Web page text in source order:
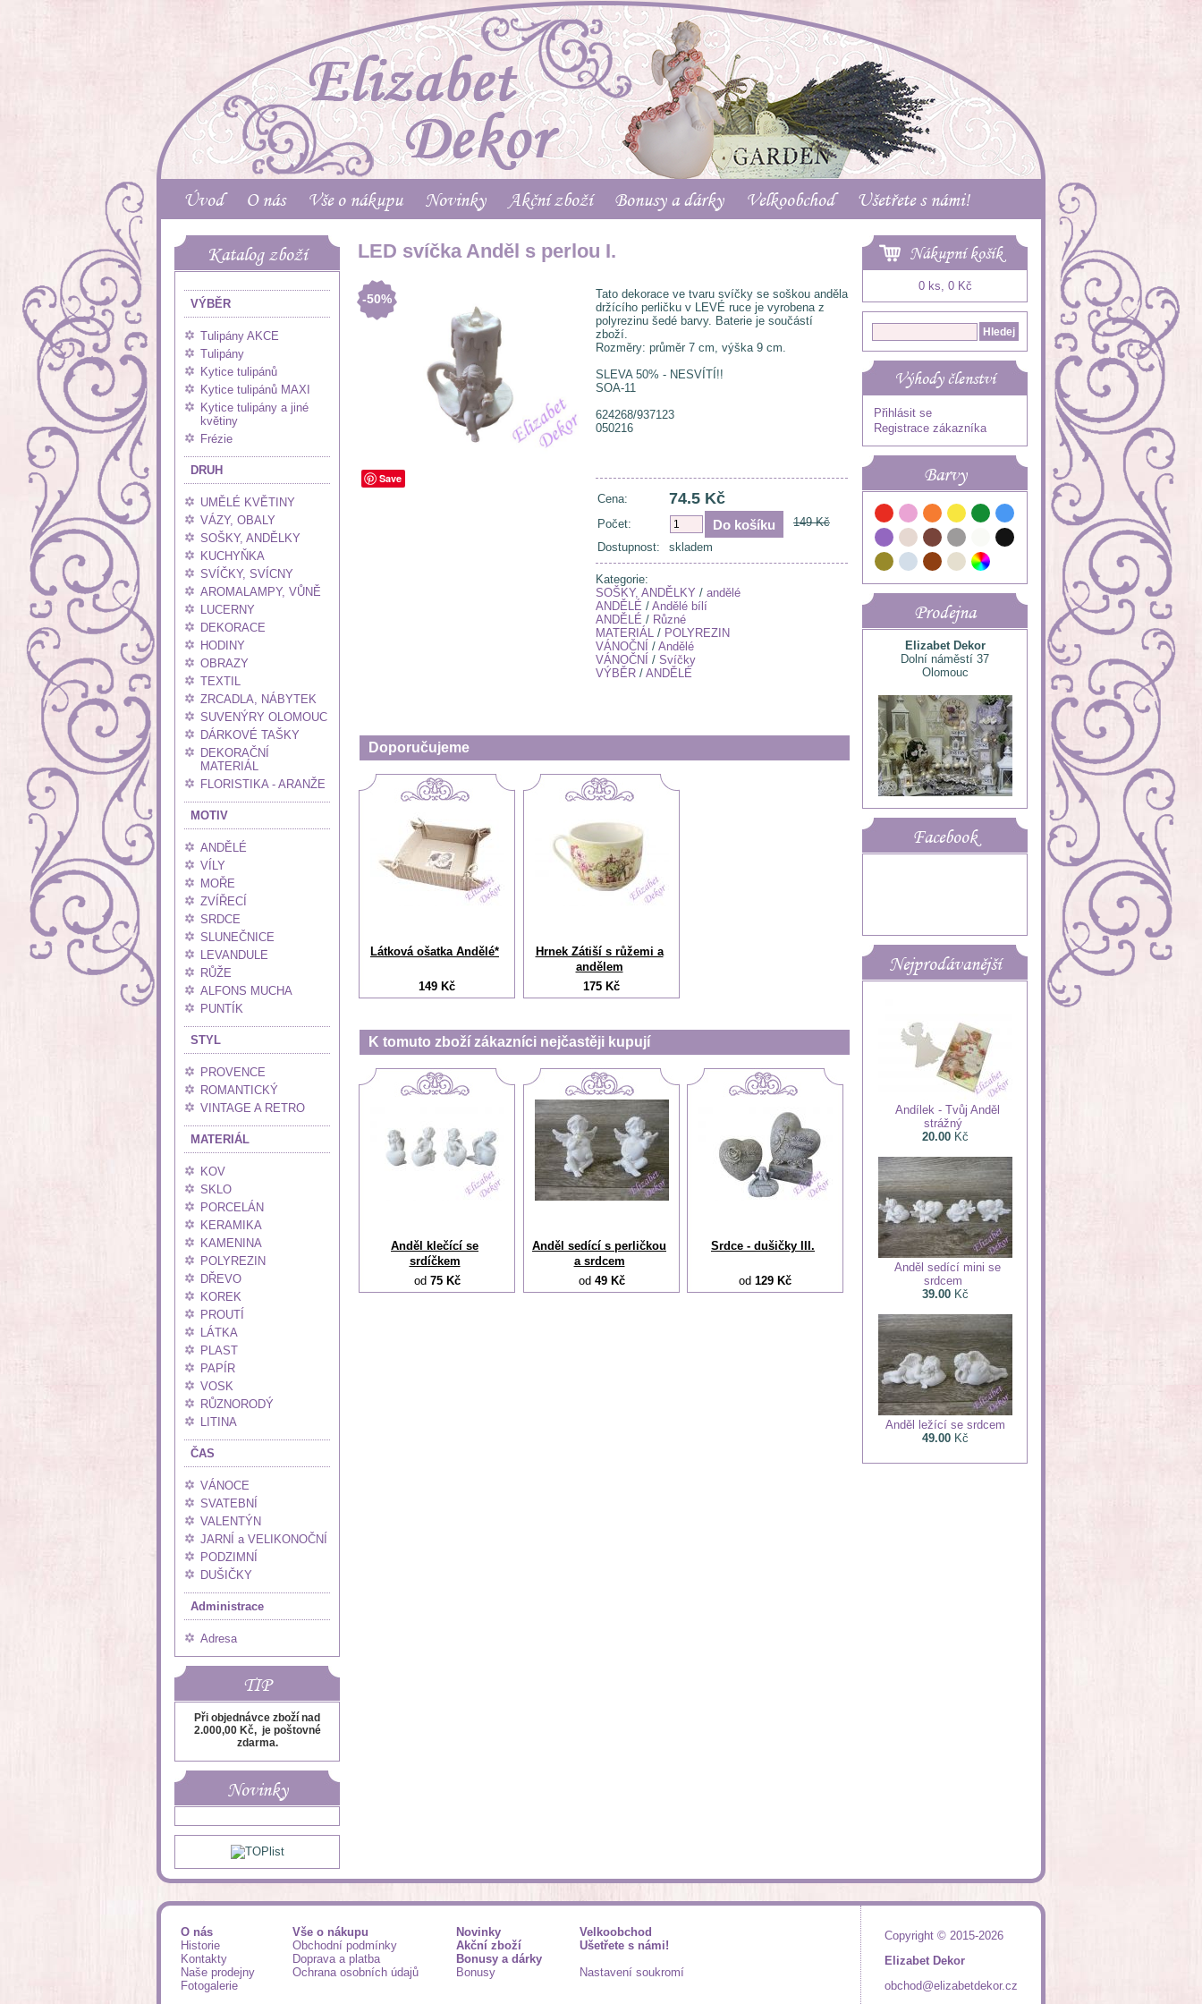
Úvod O nás Vše o nákupu Novinky Akční zboží Bonusy a dárky Velkoobchod Ušetřete s námi!
Katalog zboží
VÝBĚR
Tulipány AKCE
Tulipány
Kytice tulipánů
Kytice tulipánů MAXI
Kytice tulipány a jiné
květiny
Frézie
DRUH
UMĚLÉ KVĚTINY
VÁZY, OBALY
SOŠKY, ANDĚLKY
KUCHYŇKA
SVÍČKY, SVÍCNY
AROMALAMPY, VŮNĚ
LUCERNY
DEKORACE
HODINY
OBRAZY
TEXTIL
ZRCADLA, NÁBYTEK
SUVENÝRY OLOMOUC
DÁRKOVÉ TAŠKY
DEKORAČNÍ
MATERIÁL
FLORISTIKA - ARANŽE
MOTIV
ANDĚLÉ
VÍLY
MOŘE
ZVÍŘECÍ
SRDCE
SLUNEČNICE
LEVANDULE
RŮŽE
ALFONS MUCHA
PUNTÍK
STYL
PROVENCE
ROMANTICKÝ
VINTAGE A RETRO
MATERIÁL
KOV
SKLO
PORCELÁN
KERAMIKA
KAMENINA
POLYREZIN
DŘEVO
KOREK
PROUTÍ
LÁTKA
PLAST
PAPÍR
VOSK
RŮZNORODÝ
LITINA
ČAS
VÁNOCE
SVATEBNÍ
VALENTÝN
JARNÍ a VELIKONOČNÍ
PODZIMNÍ
DUŠIČKY
Administrace
Adresa
TIP
Při objednávce zboží nad
2.000,00 Kč, je poštovné
zdarma.
Novinky
LED svíčka Anděl s perlou I.
-50%
Save
Tato dekorace ve tvaru svíčky se soškou anděla
držícího perličku v LEVÉ ruce je vyrobena z
polyrezinu šedé barvy. Baterie je součástí
zboží.
Rozměry: průměr 7 cm, výška 9 cm.
SLEVA 50% - NESVÍTÍ!!
SOA-11
624268/937123
050216
Cena: 74.5 Kč
Počet:
149 Kč
Dostupnost:
skladem
Kategorie:
SOŠKY, ANDĚLKY / andělé
ANDĚLÉ / Andělé bílí
ANDĚLÉ / Různé
MATERIÁL / POLYREZIN
VÁNOČNÍ / Andělé
VÁNOČNÍ / Svíčky
VÝBĚR / ANDĚLÉ
Doporučujeme
Látková ošatka Andělé*
149 Kč
Hrnek Zátiší s růžemi a
andělem
175 Kč
K tomuto zboží zákazníci nejčastěji kupují
Anděl klečící se
srdíčkem
od 75 Kč
Anděl sedící s perličkou
a srdcem
od 49 Kč
Srdce - dušičky III.
od 129 Kč
Nákupní košík
0 ks, 0 Kč
Výhody členství
Přihlásit se
Registrace zákazníka
Barvy
Prodejna
Elizabet Dekor
Dolní náměstí 37
Olomouc
Facebook
Nejprodávanější
Andílek - Tvůj Anděl
strážný
20.00Kč
Anděl sedící mini se
srdcem
39.00Kč
Anděl ležící se srdcem
49.00Kč
Copyright © 2015-2026
Elizabet Dekor
obchod@elizabetdekor.cz
O nás
Historie
Kontakty
Naše prodejny
Fotogalerie
Vše o nákupu
Obchodní podmínky
Doprava a platba
Ochrana osobních údajů
Novinky
Akční zboží
Bonusy a dárky
Bonusy
Velkoobchod
Ušetřete s námi!
Nastavení soukromí